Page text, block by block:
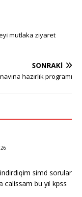
mutlaka ziyaret
SONRAKI
hazırlık programı
simd sorular
calissam bu yıl kpss